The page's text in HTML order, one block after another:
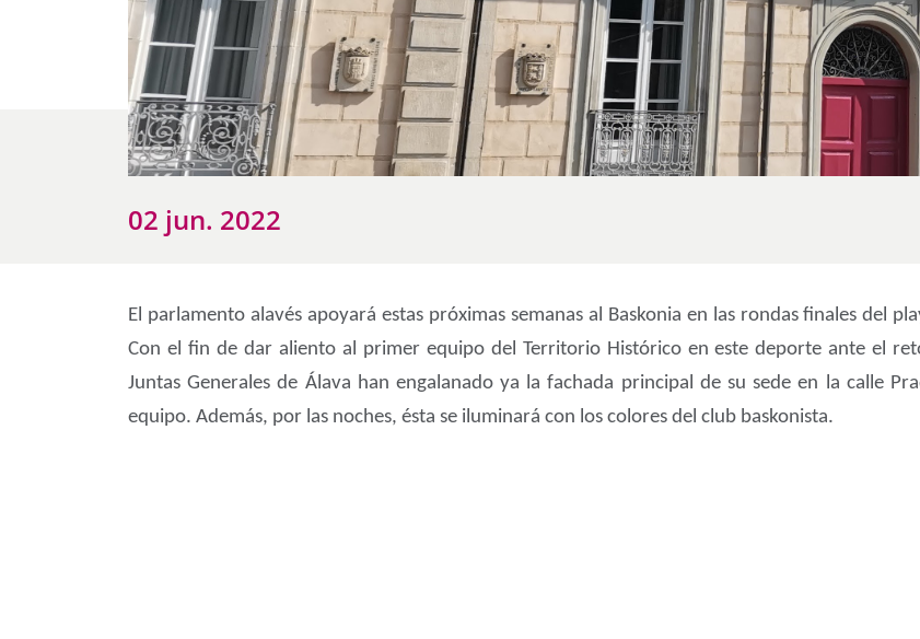
02 jun. 2022
El parlamento alavés apoyará estas próximas semanas al Baskonia en las rondas finales del
Con el fin de dar aliento al primer equipo del Territorio Histórico en este deporte ante el
Juntas Generales de Álava han engalanado ya la fachada principal de su sede en la calle
equipo. Además, por las noches, ésta se iluminará con los colores del club baskonista.